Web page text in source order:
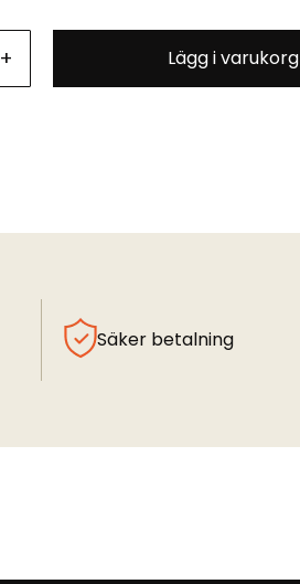
+ Lägg i varukorg
Säker betalning